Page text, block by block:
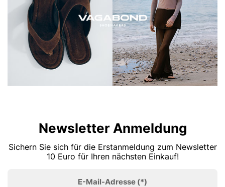
Newsletter Anmeldung
Sichern Sie sich für die Erstanmeldung zum Newsletter
10 Euro für Ihren nächsten Einkauf!
E-Mail-Adresse (*)